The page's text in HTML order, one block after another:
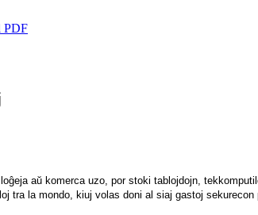
PDF
aŭ komerca uzo, por stoki tablojdojn,
tra la mondo, kiuj volas doni al siaj gastoj